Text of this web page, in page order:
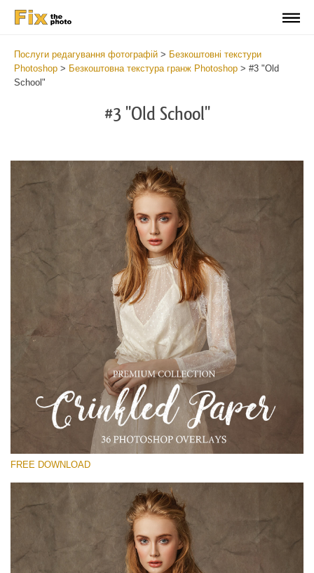
Послуги редагування фотографій > Безкоштовні текстури
Photoshop > Безкоштовна текстура гранж Photoshop > #3 "Old
School"
#3 "Old School"
Please select
Free Photoshop Overlay
Small 800*533px
Crinkled Paper
(36 Overlays)
Entire Collection
Large 6000*4000px
FREE DOWNLOAD